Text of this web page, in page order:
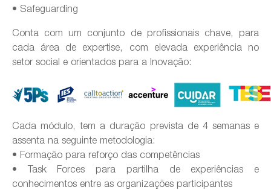
• Safeguarding
Conta com um conjunto de profissionais chave, para
cada área de expertise, com elevada experiência no
setor social e orientados para a Inovação:
Cada módulo, tem a duração prevista de 4 semanas e
assenta na seguinte metodologia:
• Formação para reforço das competências
• Task Forces para partilha de experiências e
conhecimentos entre as organizações participantes